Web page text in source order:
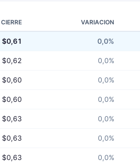
CIERRE VARIACION
$0,61 0,0%
$0,62 0,0%
$0,60 0,0%
$0,60 0,0%
$0,63 0,0%
$0,63 0,0%
$0,63 0,0%